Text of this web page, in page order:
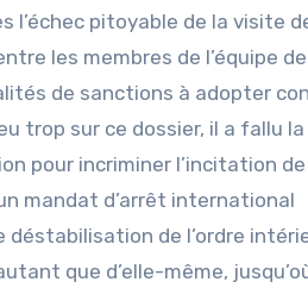
l’échec pitoyable de la visite
les membres de l’équipe de
de sanctions à adopter
trop sur ce dossier, il a fallu la
pour incriminer l’incitation de
mandat d’arrêt international
déstabilisation de l’ordre
que d’elle-même,